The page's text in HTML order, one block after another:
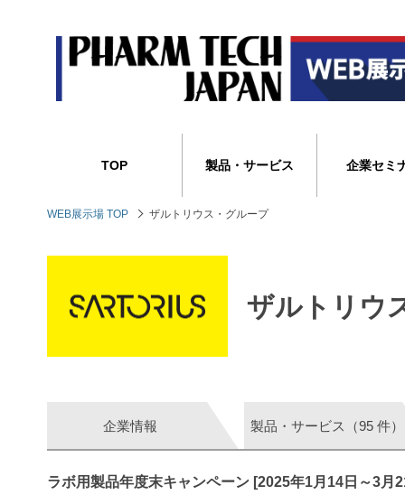
TOP 製品・サービス 企業セミ
WEB展示場 TOP ザルトリウス・グループ
ザルトリウ
企業情報 製品・サービス（95 件）
ラボ用製品年度末キャンペーン [2025年1月14日～3月